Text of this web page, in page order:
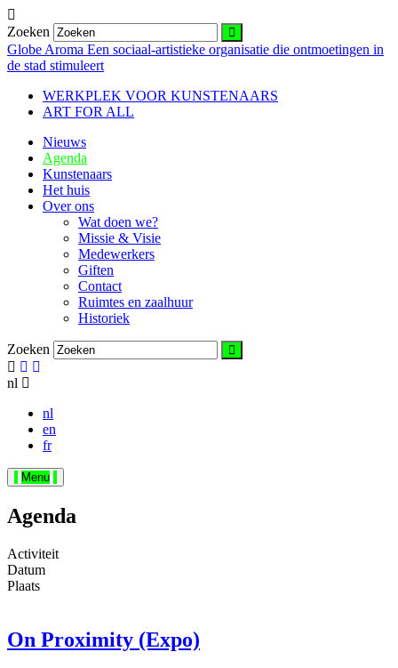
Zoeken
Globe Aroma Een sociaal-artistieke organisatie die ontmoetingen in
de stad stimuleert
WERKPLEK VOOR KUNSTENAARS
ART FOR ALL
Nieuws
Agenda
Kunstenaars
Het huis
Over ons
Wat doen we?
Missie & Visie
Medewerkers
Giften
Contact
Ruimtes en zaalhuur
Historiek
Zoeken
nl
nl
en
fr
Menu
Agenda
Activiteit
Datum
Plaats
On Proximity (Expo)